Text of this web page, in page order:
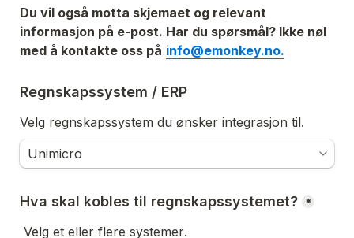
Du vil også motta skjemaet og relevant
informasjon på e-post. Har du spørsmål? Ikke nøl
med å kontakte oss på info@emonkey.no.
Regnskapssystem / ERP
Velg regnskapssystem du ønsker integrasjon til.
Hva skal kobles til regnskapssystemet? *
Velg et eller flere systemer.